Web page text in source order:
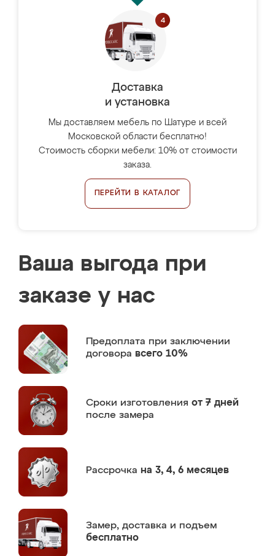
Доставка
и установка
Мы доставляем мебель по Шатуре и всей
Московской области бесплатно!
Стоимость сборки мебели: 10% от стоимости
заказа.
ПЕРЕЙТИ В КАТАЛОГ
Ваша выгода при
заказе у нас
Предоплата при заключении
договора всего 10%
Сроки изготовления от 7 дней
после замера
Рассрочка на 3, 4, 6 месяцев
Замер, доставка и подъем
бесплатно